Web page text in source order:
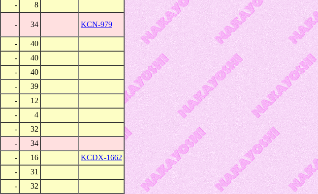
- 8
- 34 KCN-979
-
40
-
40
-
40
-
39
-
12
-
4
-
32
-
34
- 16
KCDX-1662
-
31
- 32